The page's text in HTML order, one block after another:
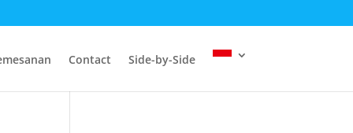
Contact Side-by-Side